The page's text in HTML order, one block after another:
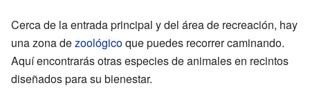
Cerca de la entrada principal y del área de recreación, hay
una zona dezoológicoque puedes recorrer caminando.
Aquí encontrarás otras especies de animales en recintos
diseñados para su bienestar.